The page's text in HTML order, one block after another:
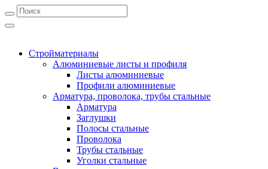
Стройматериалы
Алюминиевые листы и профиля
Листы алюминиевые
Профили алюминиевые
Арматура, проволока, трубы стальные
Арматура
Заглушки
Полосы стальные
Проволока
Трубы стальные
Уголки стальные